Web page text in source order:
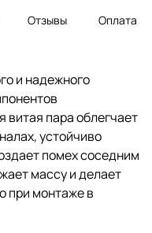
Отзывы Оплата
и надежного
витая пара облегчает
устойчиво
помех соседним
массу и делает
при монтаже в